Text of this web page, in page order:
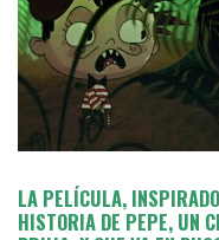
LA PELÍCULA,
HISTORIA DE PEPE, UN